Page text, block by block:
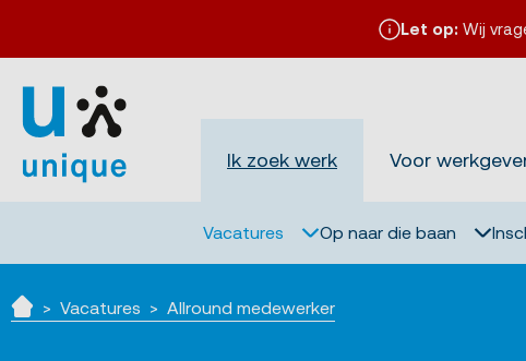
Let op: Wij
Ik zoek werk Voor
Vacatures Op naar die baan
Vacatures Allround medewerker